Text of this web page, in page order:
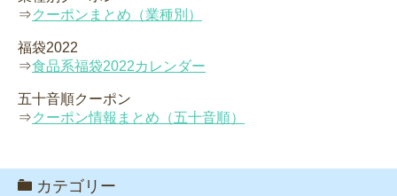
⇒クーポンまとめ（業種別）
福袋2022
⇒食品系福袋2022カレンダー
五十音順クーポン
⇒クーポン情報まとめ（五十音順）
カテゴリー